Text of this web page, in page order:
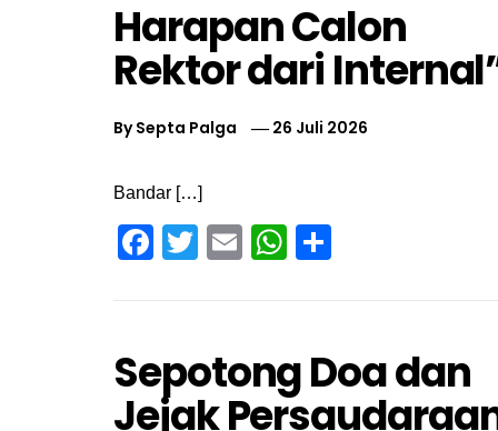
Harapan Calon
Rektor dari
BySepta Palga 26 Juli 2026
Bandar […]
Facebook
TwitterEmailWhatsApp
Sepotong Doa dan
Jejak